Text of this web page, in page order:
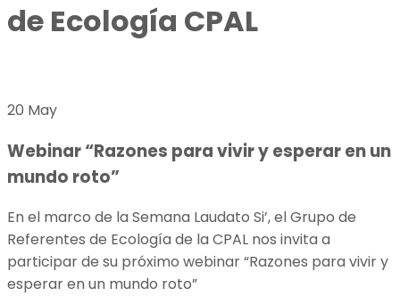
de Ecología CPAL
20 May
Webinar “Razones para vivir y esperar en un
mundo roto”
En el marco de la Semana Laudato Si’, el Grupo de
Referentes de Ecología de la CPAL nos invita a
participar de su próximo webinar “Razones para vivir y
esperar en un mundo roto”